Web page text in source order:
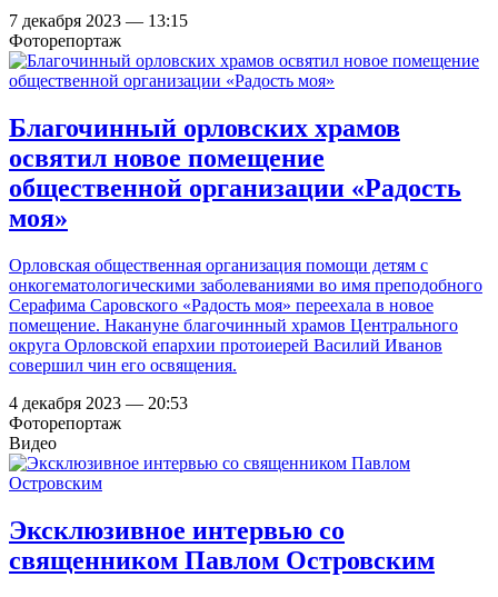
7 декабря 2023 — 13:15
Фоторепортаж
Благочинный орловских храмов
освятил новое помещение
общественной организации «Радость
моя»
Орловская общественная организация помощи детям с
онкогематологическими заболеваниями во имя преподобного
Серафима Саровского «Радость моя» переехала в новое
помещение. Накануне благочинный храмов Центрального
округа Орловской епархии протоиерей Василий Иванов
совершил чин его освящения.
4 декабря 2023 — 20:53
Фоторепортаж
Видео
Эксклюзивное интервью со
священником Павлом Островским